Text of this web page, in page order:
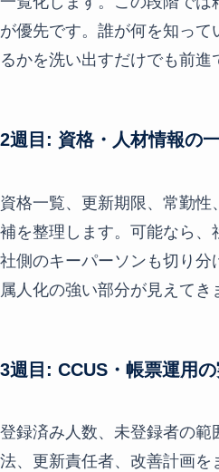
が優先です。誰が何を知って
るかを洗い出すだけでも前進
2週目: 資格・人材情報の
資格一覧、更新期限、常勤性
補を整理します。可能なら、
社側のキーパーソンも切り分
属人化の強い部分が見えてき
3週目: CCUS・帳票運用
登録済み人数、未登録者の範
法、更新責任者、改善計画を